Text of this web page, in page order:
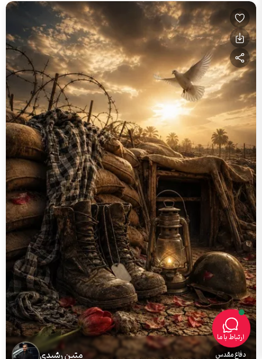
دفاع مقدس
ارتباط با ما